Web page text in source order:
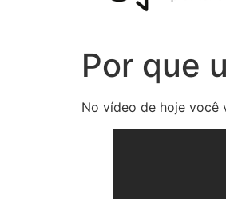
Por que
No vídeo de hoje você